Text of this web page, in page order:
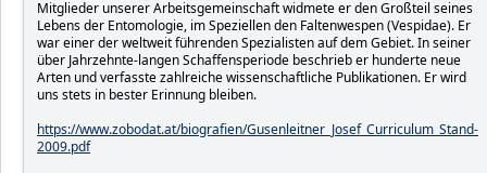
Mitglieder unserer Arbeitsgemeinschaft widmete er den Großteil seines
Lebens der Entomologie, im Speziellen den Faltenwespen (Vespidae). Er
war einer der weltweit führenden Spezialisten auf dem Gebiet. In seiner
über Jahrzehnte-langen Schaffensperiode beschrieb er hunderte neue
Arten und verfasste zahlreiche wissenschaftliche Publikationen. Er wird
uns stets in bester Erinnung bleiben.
https://www.zobodat.at/biografien/Gusenleitner_Josef_Curriculum_Stand-
2009.pdf